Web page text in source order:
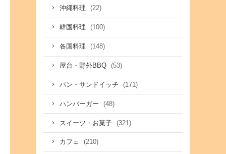
沖縄料理 (22)
韓国料理 (100)
各国料理 (148)
屋台・野外BBQ (53)
パン・サンドイッチ (171)
ハンバーガー (48)
スイーツ・お菓子 (321)
カフェ (210)